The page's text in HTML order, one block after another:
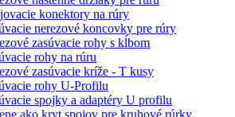
konektory na rúry
nerezové koncovky pre rúry
zasúvacie rohy s kĺbom
rohy na rúru
zasúvacie kríže - T kusy
rohy U-Profilu
spojky a adaptéry U profilu
ako kryt spojov pre kruhové rúrky